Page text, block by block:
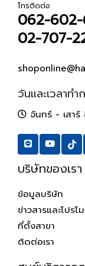
โทรติดต่อ
062-
02-707-
วันและเวลาทำ
จันทร์ - เสา
บริษัทของเรา
ข้อมูลบริษัท
ข่าวสารและโปรโ
ที่ตั้งสาขา
ติดต่อเรา